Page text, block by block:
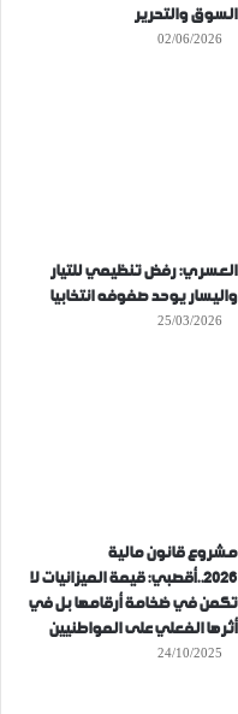
السوق والتحرير
02/06/2026
العسري: رفض تنظيمي للتيار
واليسار يوحد صفوفه انتخابيا
25/03/2026
مشروع قانون مالية
2026..أقصبي: قيمة الميزانيات لا
تكمن في ضخامة أرقامها بل في
أثرها الفعلي على المواطنيين
24/10/2025